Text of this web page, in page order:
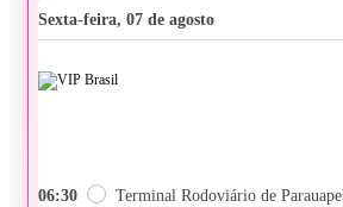
sexta-feira, 07 de agosto
06:30 Terminal Rodoviário de